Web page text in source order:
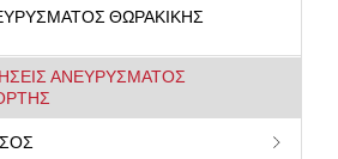
ΘΩΡΑΚΙΚΉΣ
ΑΝΕΥΡΎΣΜΑΤΟΣ